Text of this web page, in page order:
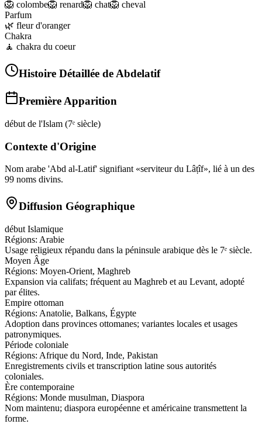
🦁 colombe🦁 renard🦁 chat🦁 cheval
Parfum
🌿 fleur d'oranger
Chakra
🧘 chakra du coeur
Histoire Détaillée de Abdelatif
Première Apparition
début de l'Islam (7ᵉ siècle)
Contexte d'Origine
Nom arabe 'Abd al-Latif' signifiant «serviteur du Lâṭîf», lié à un des
99 noms divins.
Diffusion Géographique
début Islamique
Régions: Arabie
Usage religieux répandu dans la péninsule arabique dès le 7ᵉ siècle.
Moyen Âge
Régions: Moyen-Orient, Maghreb
Expansion via califats; fréquent au Maghreb et au Levant, adopté
par élites.
Empire ottoman
Régions: Anatolie, Balkans, Égypte
Adoption dans provinces ottomanes; variantes locales et usages
patronymiques.
Période coloniale
Régions: Afrique du Nord, Inde, Pakistan
Enregistrements civils et transcription latine sous autorités
coloniales.
Ère contemporaine
Régions: Monde musulman, Diaspora
Nom maintenu; diaspora européenne et américaine transmettent la
forme.